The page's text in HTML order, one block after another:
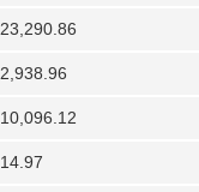
23,290.86
2,938.96
10,096.12
14.97